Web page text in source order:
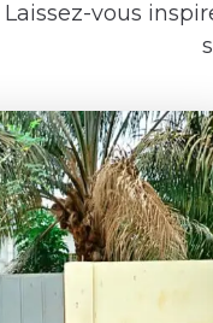
Laissez-vous